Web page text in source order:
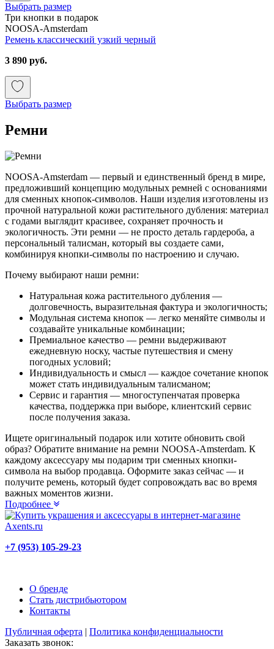
Выбрать размер
Три кнопки в подарок
NOOSA-Amsterdam
Ремень классический узкий черный
3 890 руб.
Выбрать размер
Ремни
NOOSA-Amsterdam — первый и единственный бренд в мире,
предложивший концепцию модульных ремней с основаниями
для сменных кнопок-символов. Наши изделия изготовлены из
прочной натуральной кожи растительного дубления: материал
с годами выглядит красивее, сохраняет прочность и
экологичность. Эти ремни — не просто деталь гардероба, а
персональный талисман, который вы создаете сами,
комбинируя кнопки-символы по настроению и случаю.
Почему выбирают наши ремни:
Натуральная кожа растительного дубления —
долговечность, выразительная фактура и экологичность;
Модульная система кнопок — легко меняйте символы и
создавайте уникальные комбинации;
Премиальное качество — ремни выдерживают
ежедневную носку, частые путешествия и смену
погодных условий;
Индивидуальность и смысл — каждое сочетание кнопок
может стать индивидуальным талисманом;
Сервис и гарантия — многоступенчатая проверка
качества, поддержка при выборе, клиентский сервис
после получения заказа.
Ищете оригинальный подарок или хотите обновить свой
образ? Обратите внимание на ремни NOOSA-Amsterdam. К
каждому аксессуару мы подарим три сменных кнопки-
символа на выбор продавца. Оформите заказ сейчас — и
получите ремень, который будет сопровождать вас во время
важных моментов жизни.
Подробнее
+7 (953) 105-29-23
О бренде
Стать дистрибьютором
Контакты
Публичная оферта | Политика конфиденциальности
Заказать звонок: